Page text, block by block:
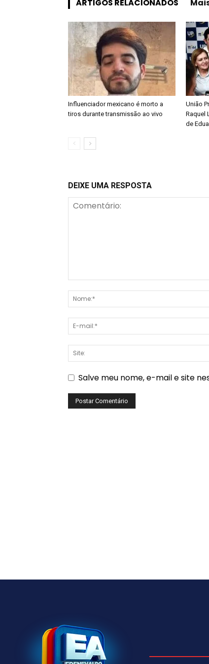
ARTIGOS RELACIONADOS
Influenciador mexicano é morto a
tiros durante transmissão ao vivo
União
Raquel
de
DEIXE UMA RESPOSTA
Salve meu nome, e-mail e site